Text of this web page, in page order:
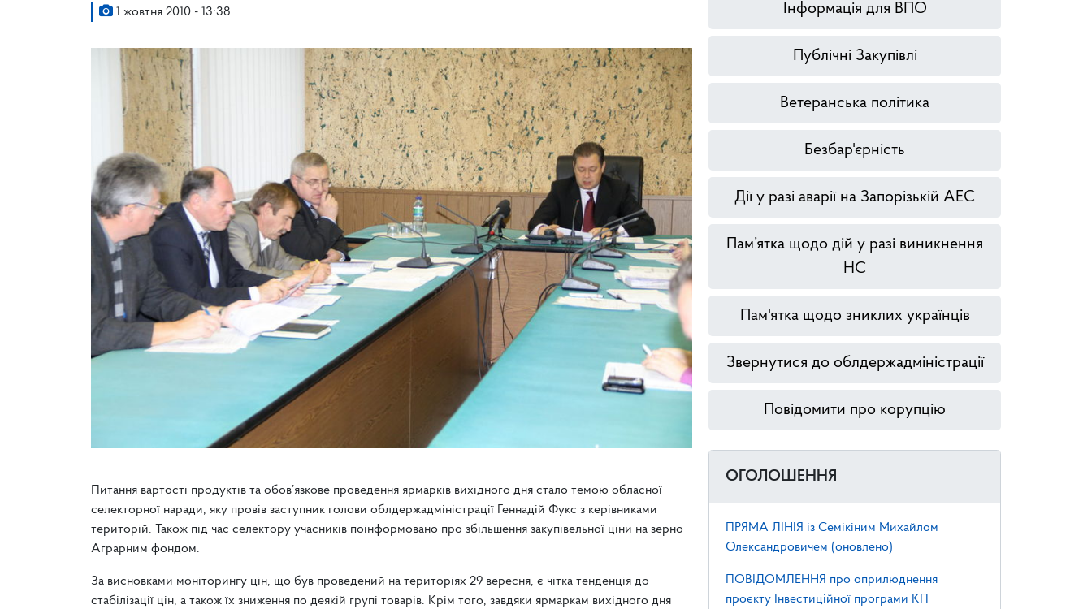
1 жовтня 2010 - 13:38
Питання вартості продуктів та обов’язкове проведення ярмарків вихідного дня стало темою обласної
селекторної наради, яку провів заступник голови облдержадміністрації Геннадій Фукс з керівниками
територій. Також під час селектору учасників поінформовано про збільшення закупівельної ціни на зерно
Аграрним фондом.
За висновками моніторингу цін, що був проведений на територіях 29 вересня, є чітка тенденція до
стабілізації цін, а також їх зниження по деякій групі товарів. Крім того, завдяки ярмаркам вихідного дня
Інформація для ВПО
Публічні Закупівлі
Ветеранська політика
Безбар'єрність
Дії у разі аварії на Запорізькій АЕС
Пам’ятка щодо дій у разі виникнення
НС
Пам'ятка щодо зниклих українців
Звернутися до облдержадміністрації
Повідомити про корупцію
ОГОЛОШЕННЯ
ПРЯМА ЛІНІЯ із Семікіним Михайлом
Олександровичем (оновлено)
ПОВІДОМЛЕННЯ про оприлюднення
проєкту Інвестиційної програми КП